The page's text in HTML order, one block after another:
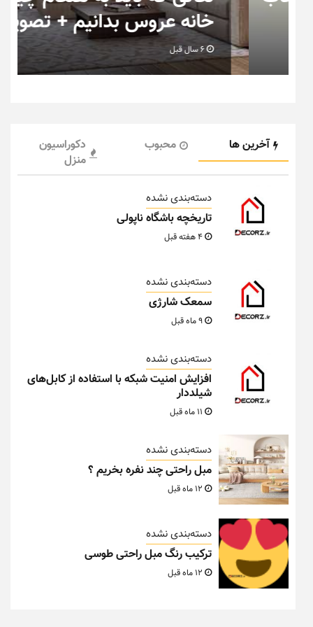
خانه عروس بدانیم + تصویر
6 سال قبل
آخرین ها محبوب
دکوراسیون
منزل
دسته‌بندی نشده
تاریخچه باشگاه ناپولی
دسته‌بندی نشده
سمعک شارژی
دسته‌بندی نشده
افزایش امنیت شبکه با استفاده از کابل‌های
شیلددار
دسته‌بندی نشده
مبل راحتی چند نفره بخریم ؟
دسته‌بندی نشده
ترکیب رنگ مبل راحتی طوسی